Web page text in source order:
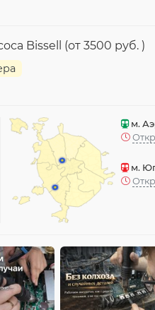
Bissell (от 3500 руб. )
м.
м.